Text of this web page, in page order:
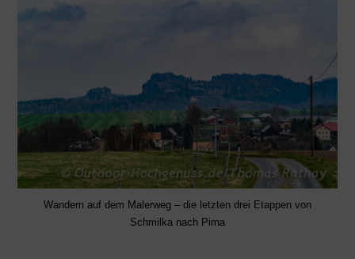
Wandern auf dem Malerweg – die letzten drei Etappen von
Schmilka nach Pirna